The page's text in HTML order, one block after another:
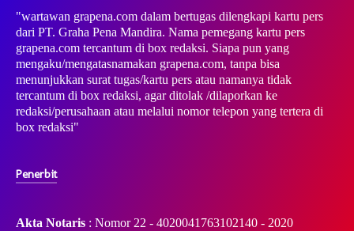
"wartawan grapena.com dalam bertugas dilengkapi kartu pers
dari PT. Graha Pena Mandira. Nama pemegang kartu pers
grapena.com tercantum di box redaksi. Siapa pun yang
mengaku/mengatasnamakan grapena.com, tanpa bisa
menunjukkan surat tugas/kartu pers atau namanya tidak
tercantum di box redaksi, agar ditolak /dilaporkan ke
redaksi/perusahaan atau melalui nomor telepon yang tertera di
box redaksi"
Penerbit
Akta Notaris : Nomor 22 - 4020041763102140 - 2020